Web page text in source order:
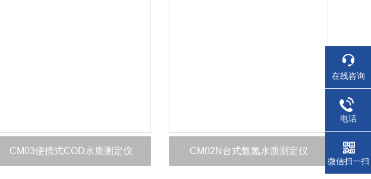
CM03便携式COD水质测定仪 CM02N台式氨氮水质测定仪
在线咨询
电话
微信扫一扫